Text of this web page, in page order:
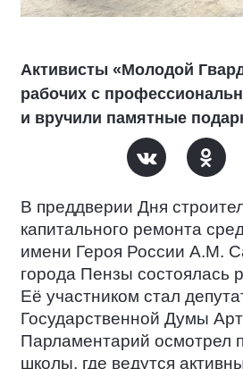
Активисты «Молодой
рабочих с
и вручили памятные
В преддверии Дня
капитального ремонта
имени Героя России А.М.
города Пензы состоялась
Её участником стал
Государственной Думы
Парламентарий осмотрел
школы, где ведутся